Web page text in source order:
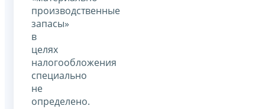
производственные
запасы»
в
целях
налогообложения
специально
не
определено.